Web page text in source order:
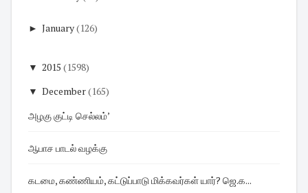
► January(126)
▼ 2015 (1598)
▼ December(165)
அழகு குட்டி செல்லம்’
ஆபாச பாடல் வழக்கு
கடமை, கண்ணியம், கட்டுப்பாடு மிக்கவர்கள் யார்? ஜெ.க...